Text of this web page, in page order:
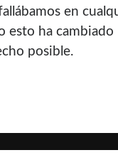
en
ha cambiado
posible.